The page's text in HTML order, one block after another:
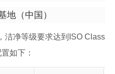
地（中国）
洁净等级要求达到ISO Class
如下：